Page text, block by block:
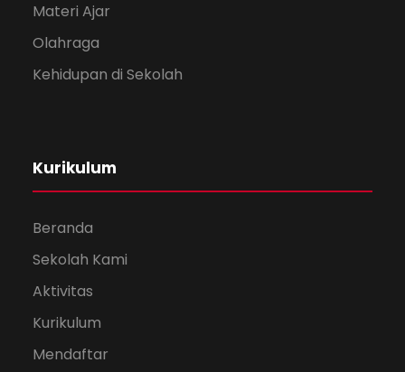
Materi Ajar
Olahraga
Kehidupan di Sekolah
Kurikulum
Beranda
Sekolah Kami
Aktivitas
Kurikulum
Mendaftar